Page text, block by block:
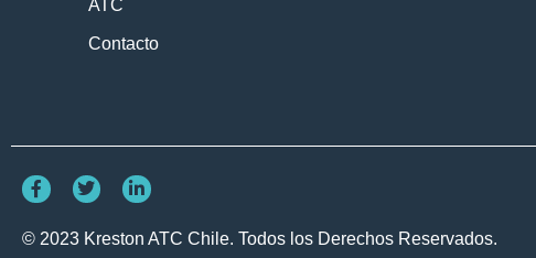
ATC
Contacto
© 2023 Kreston ATC Chile. Todos los Derechos Reservados.